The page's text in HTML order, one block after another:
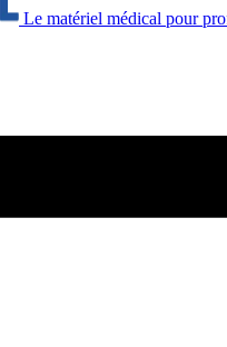
Le matériel médical pour